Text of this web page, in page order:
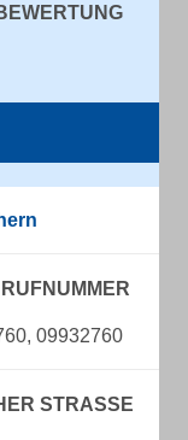
09932760
STRASSE